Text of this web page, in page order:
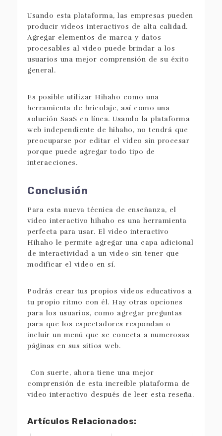
Usando esta plataforma, las empresas pueden
producir videos interactivos de alta calidad.
Agregar elementos de marca y datos
procesables al video puede brindar a los
usuarios una mejor comprensión de su éxito
general.
Es posible utilizar Hihaho como una
herramienta de bricolaje, así como una
solución SaaS en línea. Usando la plataforma
web independiente de hihaho, no tendrá que
preocuparse por editar el video sin procesar
porque puede agregar todo tipo de
interacciones.
Conclusión
Para esta nueva técnica de enseñanza, el
video interactivo hihaho es una herramienta
perfecta para usar. El video interactivo
Hihaho le permite agregar una capa adicional
de interactividad a un video sin tener que
modificar el video en sí.
Podrás crear tus propios videos educativos a
tu propio ritmo con él. Hay otras opciones
para los usuarios, como agregar preguntas
para que los espectadores respondan o
incluir un menú que se conecta a numerosas
páginas en sus sitios web.
Con suerte, ahora tiene una mejor
comprensión de esta increíble plataforma de
video interactivo después de leer esta reseña.
Artículos Relacionados: